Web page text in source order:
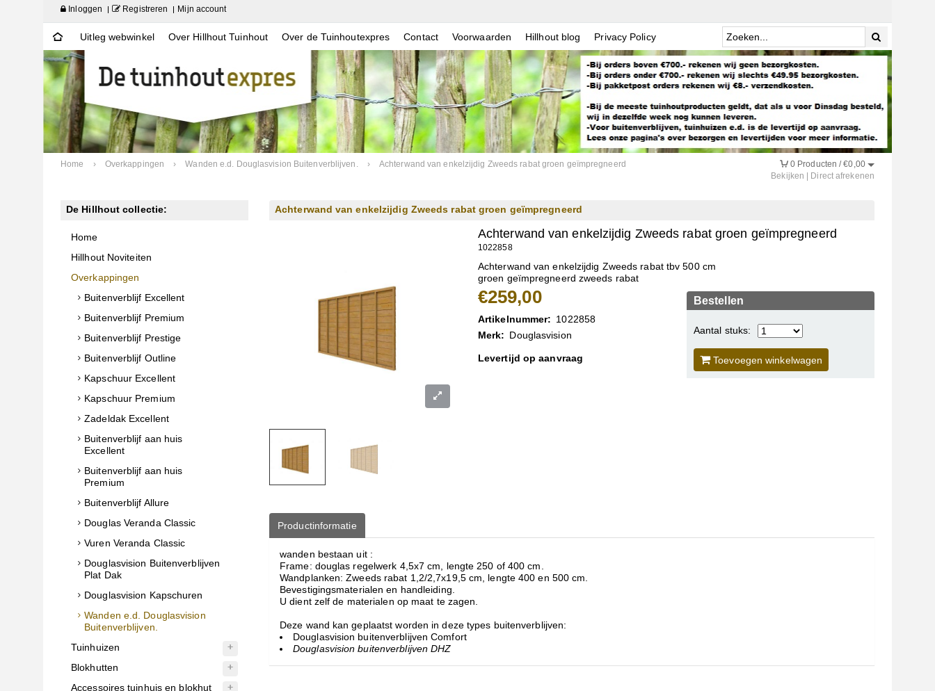
Inloggen Registreren Mijn account
Uitleg webwinkel Over Hillhout Tuinhout Over de Tuinhoutexpres Contact Voorwaarden Hillhout blog Privacy Policy
Home › Overkappingen › Wanden e.d. Douglasvision Buitenverblijven. › Achterwand van enkelzijdig Zweeds rabat groen geïmpregneerd 0 Producten /€0,00
Bekijken
Direct afrekenen
De Hillhout collectie:
Home
Hillhout Noviteiten
Overkappingen
Buitenverblijf Excellent
Buitenverblijf Premium
Buitenverblijf Prestige
Buitenverblijf Outline
Kapschuur Excellent
Kapschuur Premium
Zadeldak Excellent
Buitenverblijf aan huis
Excellent
Buitenverblijf aan huis
Premium
Buitenverblijf Allure
Douglas Veranda Classic
Vuren Veranda Classic
Douglasvision Buitenverblijven
Plat Dak
Douglasvision Kapschuren
Wanden e.d. Douglasvision
Buitenverblijven.
Tuinhuizen
Blokhutten
Accessoires tuinhuis en blokhut
Achterwand van enkelzijdig Zweeds rabat groen geïmpregneerd
Achterwand van enkelzijdig Zweeds rabat groen geïmpregneerd
1022858
Achterwand van enkelzijdig Zweeds rabat tbv 500 cm
groen geïmpregneerd zweeds rabat
€259,00
Artikelnummer: 1022858
Merk: Douglasvision
Levertijd op aanvraag
Bestellen
Aantal stuks:
Toevoegen winkelwagen
Productinformatie
wanden bestaan uit :
Frame: douglas regelwerk 4,5x7 cm, lengte 250 of 400 cm.
Wandplanken: Zweeds rabat 1,2/2,7x19,5 cm, lengte 400 en 500 cm.
Bevestigingsmaterialen en handleiding.
U dient zelf de materialen op maat te zagen.
Deze wand kan geplaatst worden in deze types buitenverblijven:
Douglasvision buitenverblijven Comfort
Douglasvision buitenverblijven DHZ